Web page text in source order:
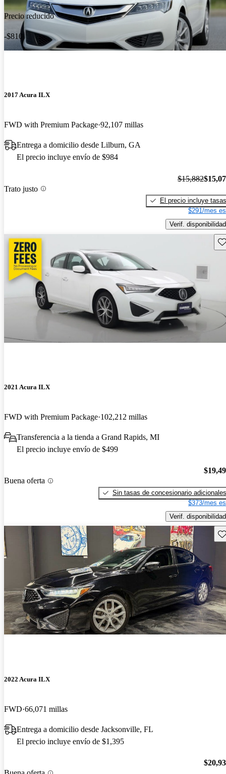
Precio reducido
-$810
2017 Acura ILX
FWD with Premium Package 92,107 millas
Entrega a domicilio desde Lilburn, GA
El precio incluye envío de $984
Trato justo
$15,882
El precio incluye tasas
$291/mes
Verif. disponibilidad
2021 Acura ILX
FWD with Premium Package 102,212 millas
Transferencia a la tienda a Grand Rapids, MI
El precio incluye envío de $499
Buena oferta
Sin tasas de concesionario adicionales
$373/mes
Verif. disponibilidad
2022 Acura ILX
FWD 66,071 millas
Entrega a domicilio desde Jacksonville, FL
El precio incluye envío de $1,395